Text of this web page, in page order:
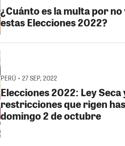
¿Cuánto es la multa por
estas Elecciones 2022?
PERÚ • 27 SEP, 2022
Elecciones 2022: Ley Seca
restricciones que rigen
domingo 2 de octubre